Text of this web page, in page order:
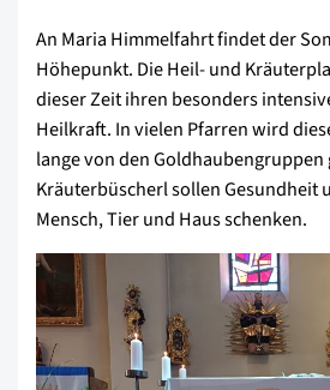
An Maria Himmelfahrt findet der
Höhepunkt. Die Heil- und
dieser Zeit ihren besonders
Heilkraft. In vielen Pfarren wird
lange von den Goldhaubengruppen
Kräuterbüscherl sollen Gesundheit
Mensch, Tier und Haus schenken.